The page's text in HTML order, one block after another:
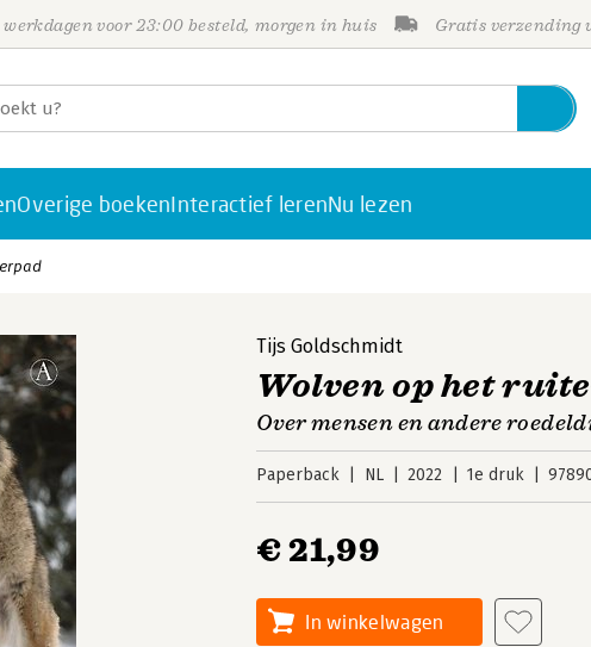
werkdagen voor 23:00 besteld, morgen in huis Gratis verzending
Overige boekenInteractief lerenNu lezen
Tijs Goldschmidt
Wolven op het
Over mensen en andere
Paperback NL 2022 1e druk
€ 21,99
In winkelwagen